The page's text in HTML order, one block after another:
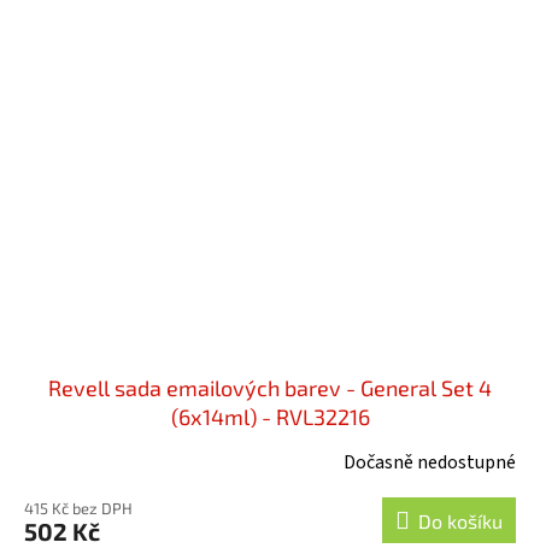
Revell sada emailových barev - General Set 4
(6x14ml) - RVL32216
Dočasně nedostupné
415 Kč bez DPH
502 Kč Do košíku